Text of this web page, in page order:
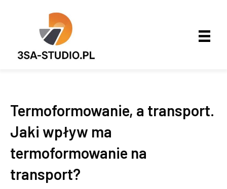
Termoformowanie, a transport.
Jaki wpływ ma
termoformowanie na
transport?